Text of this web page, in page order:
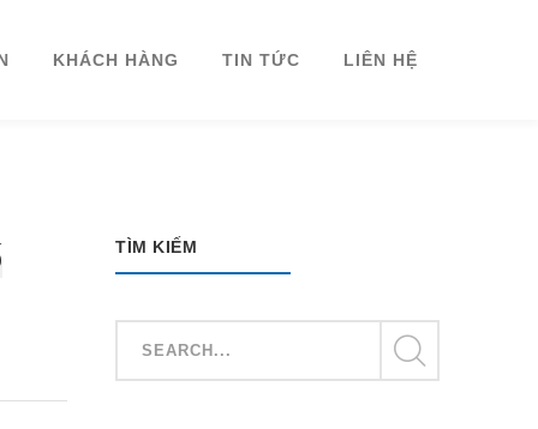
KHÁCH HÀNG TIN TỨC LIÊN HỆ
TÌM KIẾM